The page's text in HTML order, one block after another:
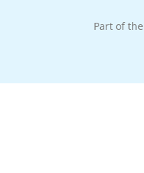
Part of the